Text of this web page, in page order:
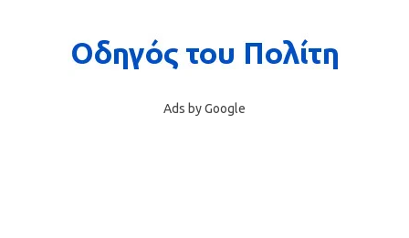
Ads by Google